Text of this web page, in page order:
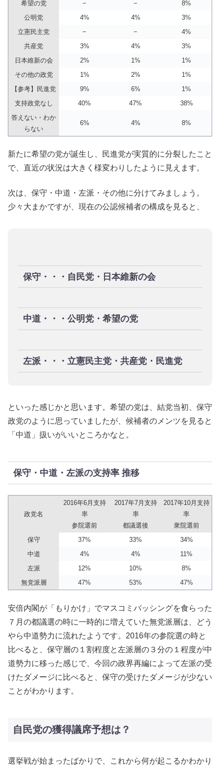
希望の党 − −
8%
公明党
4% 4%
3%
立憲民主党
− −
4%
共産党
3% 4%
3%
日本維新の会
2% 1%
1%
その他の政党
1% 2%
1%
【参考】民進党
9% 6%
1%
支持政党なし
40% 47%
38%
答えない・わか
らない
6% 4% 8%
新たに希望の党が誕生し、民進党が実質的に分裂したこと
で、直近の状況は大きく様変わりしたように見えます。
次は、保守・中道・左派・その他に分けてみましょう。
少々大まかですが、現在の公認候補者の構成を見ると、
保守・・・自民党・日本維新の会
中道・・・公明党・希望の党
左派・・・立憲民主党・共産党・民進党
といった感じかと思います。希望の党は、結党当初、保守
政党のように思っていましたが、候補者のメンツを見ると
「中道」扱いがいいところかなと。
保守・中道・左派の支持率 推移
政党名
2016年6月支持
率
参院選前
2017年7月支持
率
都議選後
2017年10月支持
率
衆院選前
保守
37% 33%
34%
中道
4% 4%
11%
左派
12% 10%
8%
無党派層
47% 53% 47%
安倍内閣が「もりかけ」でマスコミバッシングを食らった
７月の都議選の時に一時的に増えていた無党派層は、どう
やら中道勢力に流れたようです。2016年の参院選の時と
比べると、保守層の１割程度と左派層の３分の１程度が中
道勢力に移った感じで、今回の政界再編によって左派の受
けたダメージに比べると、保守の受けたダメージが少ない
ことがわかります。
自民党の獲得議席予想は？
選挙戦が始まったばかりで、これから何が起こるかわかり